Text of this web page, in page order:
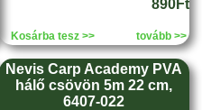
890Ft
Kosárba tesz >> tovább >>
Nevis Carp Academy PVA
hálő csövön 5m 22 cm,
6407-022